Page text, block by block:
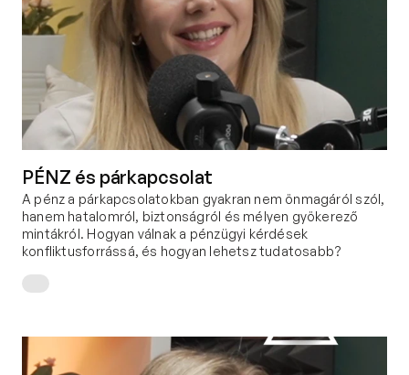
PÉNZ és párkapcsolat
A pénz a párkapcsolatokban gyakran nem önmagáról szól,
hanem hatalomról, biztonságról és mélyen gyökerező
mintákról. Hogyan válnak a pénzügyi kérdések
konfliktusforrássá, és hogyan lehetsz tudatosabb?